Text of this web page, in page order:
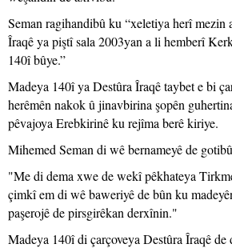
Seman ragihandibû ku “xeletiya herî mezin
Îraqê ya piştî sala 2003yan a li hemberî
140î bûye.”
Madeya 140î ya Destûra Îraqê taybet e bi
herêmên nakok û jinavbirina şopên
pêvajoya Erebkirinê ku rejîma berê kiriye.
Mihemed Seman di wê bernameyê de
"Me di dema xwe de wekî pêkhateya
çimkî em di wê baweriyê de bûn ku
paşerojê de pirsgirêkan derxînin."
Madeya 140î di çarçoveya Destûra Îraqê